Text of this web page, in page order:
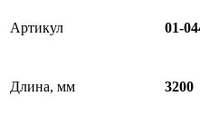
Артикул 01-
Длина, мм 3200